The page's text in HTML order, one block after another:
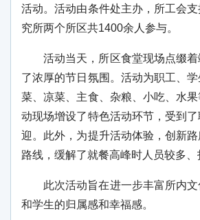
活动。活动由条件处主办，所工会
究所两个所区共1400余人参与。
活动当天，所区食堂现场点缀
了浓厚的节日氛围。活动为职工、
菜、凉菜、主食、杂粮、小吃、水
动现场增设了特色活动环节，受到
迎。此外，为提升活动体验，创新
路线，缓解了就餐高峰时人员较多、
此次活动旨在进一步丰富所内
和学生的归属感和幸福感。